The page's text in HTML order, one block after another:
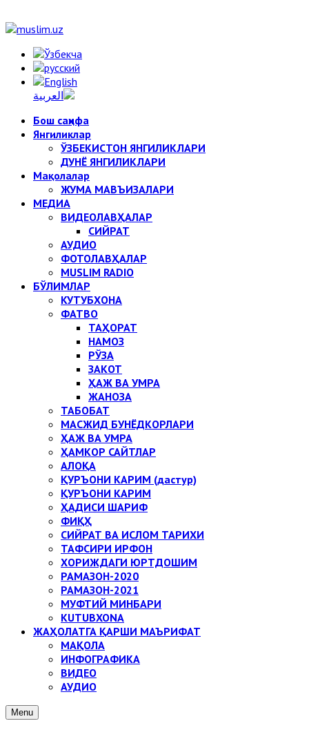
Бош саҳифа
Янгиликлар
ЎЗБЕКИСТОН ЯНГИЛИКЛАРИ
ДУНЁ ЯНГИЛИКЛАРИ
Мақолалар
ЖУМА МАВЪИЗАЛАРИ
МЕДИА
ВИДЕОЛАВҲАЛАР
СИЙРАТ
АУДИО
ФОТОЛАВҲАЛАР
MUSLIM RADIO
БЎЛИМЛАР
КУТУБХОНА
ФАТВО
ТАҲОРАТ
НАМОЗ
РЎЗА
ЗАКОТ
ҲАЖ ВА УМРА
ЖАНОЗА
ТАБОБАТ
МАСЖИД БУНЁДКОРЛАРИ
ҲАЖ ВА УМРА
ҲАМКОР САЙТЛАР
АЛОҚА
ҚУРЪОНИ КАРИМ (дастур)
ҚУРЪОНИ КАРИМ
ҲАДИСИ ШАРИФ
ФИҚҲ
СИЙРАТ ВА ИСЛОМ ТАРИХИ
ТАФСИРИ ИРФОН
ХОРИЖДАГИ ЮРТДОШИМ
РАМАЗОН-2020
РАМАЗОН-2021
МУФТИЙ МИНБАРИ
KUTUBXONA
ЖАҲОЛАТГА ҚАРШИ МАЪРИФАТ
МАҚОЛА
ИНФОГРАФИКА
ВИДЕО
АУДИО
Menu